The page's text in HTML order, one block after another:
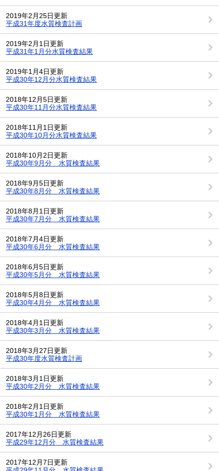
2019年2月25日更新
平成31年度水質検査計画
2019年2月1日更新
平成31年1月分水質検査結果
2019年1月4日更新
平成30年12月分水質検査結果
2018年12月5日更新
平成30年11月分水質検査結果
2018年11月1日更新
平成30年10月分水質検査結果
2018年10月2日更新
平成30年9月分 水質検査結果
2018年9月5日更新
平成30年8月分 水質検査結果
2018年8月1日更新
平成30年7月分 水質検査結果
2018年7月4日更新
平成30年6月分 水質検査結果
2018年6月5日更新
平成30年5月分 水質検査結果
2018年5月8日更新
平成30年4月分 水質検査結果
2018年4月1日更新
平成30年3月分 水質検査結果
2018年3月27日更新
平成30年度水質検査計画
2018年3月1日更新
平成30年2月分 水質検査結果
2018年2月1日更新
平成30年1月分 水質検査結果
2017年12月26日更新
平成29年12月分 水質検査結果
2017年12月7日更新